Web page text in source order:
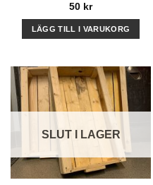
50 kr
LÄGG TILL I VARUKORG
SLUT I LAGER